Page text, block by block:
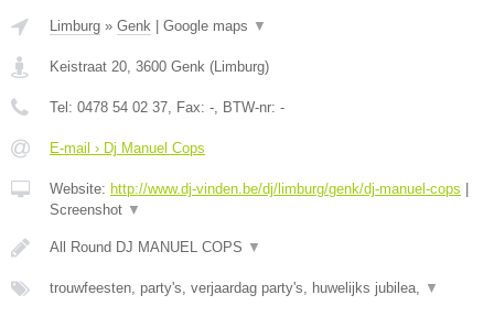
Limburg » Genk Google maps ▼
Keistraat 20, 3600 Genk (Limburg)
Tel: 0478 54 02 37, Fax: -, BTW-nr: -
E-mail › Dj Manuel Cops
Website: http://www.dj-vinden.be/dj/limburg/genk/dj-manuel-cops
Screenshot ▼
All Round DJ MANUEL COPS ▼
trouwfeesten, party's, verjaardag party's, huwelijks jubilea, ▼